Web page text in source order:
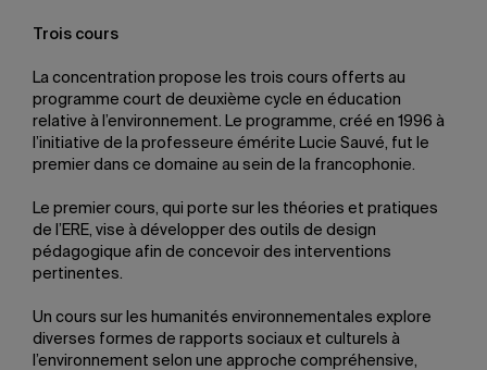
Trois cours
La concentration propose les trois cours offerts au
programme court de deuxième cycle en éducation
relative à l’environnement. Le programme, créé en 1996 à
l’initiative de la professeure émérite Lucie Sauvé, fut le
premier dans ce domaine au sein de la francophonie.
Le premier cours, qui porte sur les théories et pratiques
de l’ERE, vise à développer des outils de design
pédagogique afin de concevoir des interventions
pertinentes.
Un cours sur les humanités environnementales explore
diverses formes de rapports sociaux et culturels à
l’environnement selon une approche compréhensive,